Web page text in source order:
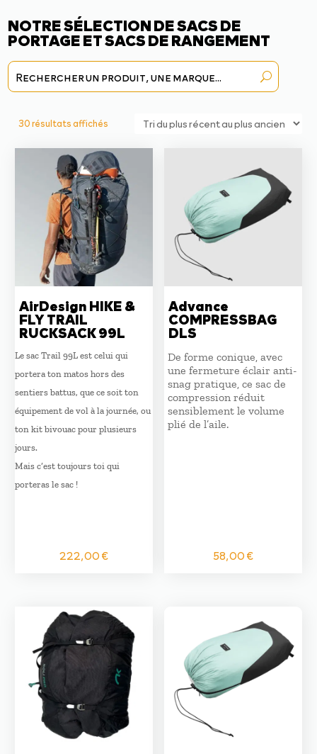
NOTRE SÉLECTION DE SACS DE
PORTAGE ET SACS DE RANGEMENT
30 résultats affichés
plus
récent
au
plus
ancien
AirDesign HIKE &
FLY TRAIL
RUCKSACK 99L
Le sac Trail 99L est celui qui
portera ton matos hors des
sentiers battus, que ce soit ton
équipement de vol à la journée, ou
ton kit bivouac pour plusieurs
jours.
Mais c’est toujours toi qui
porteras le sac !
222,00€
Advance
COMPRESSBAG
DLS
De forme conique, avec
une fermeture éclair anti-
snag pratique, ce sac de
compression réduit
sensiblement le volume
plié de l’aile.
58,00€